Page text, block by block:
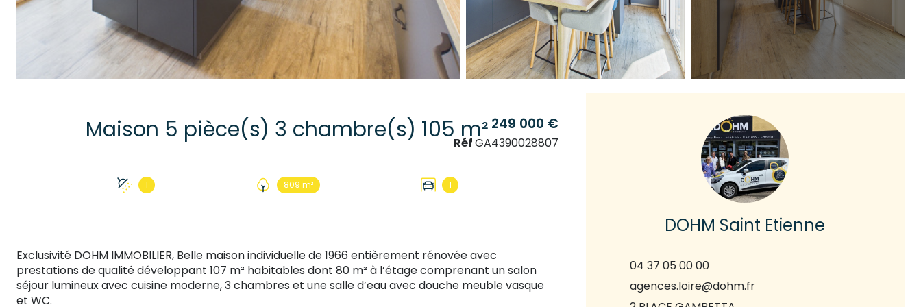
Maison 5 pièce(s) 3 chambre(s) 105 m²
1 809 m² 1
249 000 €
RéfGA4390028807
Exclusivité DOHM IMMOBILIER, Belle maison individuelle de 1966 entièrement rénovée avec
prestations de qualité développant 107 m² habitables dont 80 m² à l’étage comprenant un salon
séjour lumineux avec cuisine moderne, 3 chambres et une salle d’eau avec douche meuble vasque
et WC.
DOHM Saint Etienne
04 37 05 00 00
agences.loire@dohm.fr